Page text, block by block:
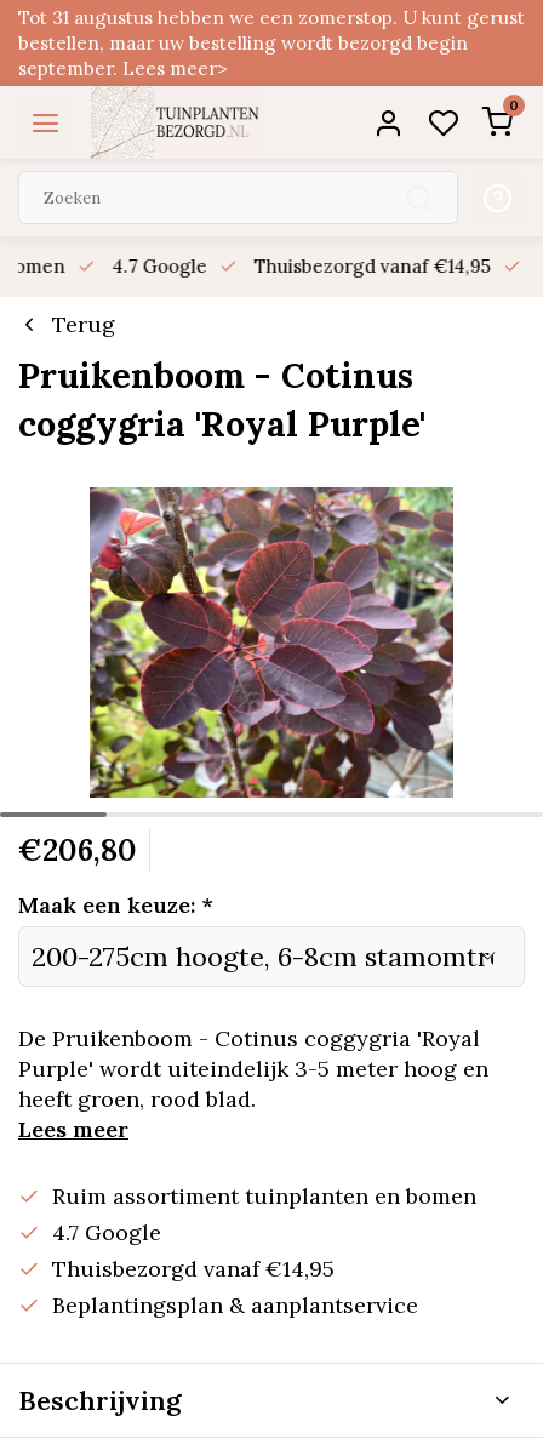
Tot 31 augustus hebben we een zomerstop. U kunt gerust
bestellen, maar uw bestelling wordt bezorgd begin
september. Lees meer>
0
4.7 Google Thuisbezorgd vanaf €14,95
Terug
Pruikenboom - Cotinus
coggygria 'Royal Purple'
€206,80
Maak een keuze: *
De Pruikenboom - Cotinus coggygria 'Royal
Purple' wordt uiteindelijk 3-5 meter hoog en
heeft groen, rood blad.
Lees meer
Ruim assortiment tuinplanten en bomen
4.7 Google
Thuisbezorgd vanaf €14,95
Beplantingsplan & aanplantservice
Beschrijving